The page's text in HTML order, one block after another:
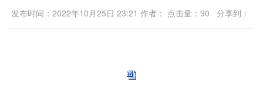
发布时间：2022年10月25日 23:21 作者： 点击量： 90 分享到：